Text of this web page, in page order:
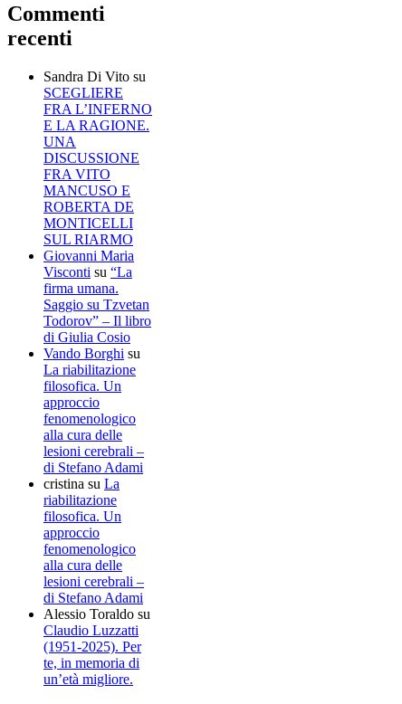
Commenti
recenti
Sandra Di Vito su
SCEGLIERE
FRA L’INFERNO
E LA RAGIONE.
UNA
DISCUSSIONE
FRA VITO
MANCUSO E
ROBERTA DE
MONTICELLI
SUL RIARMO
Giovanni Maria
Visconti su “La
firma umana.
Saggio su Tzvetan
Todorov” – Il libro
di Giulia Cosio
Vando Borghi su
La riabilitazione
filosofica. Un
approccio
fenomenologico
alla cura delle
lesioni cerebrali –
di Stefano Adami
cristina su La
riabilitazione
filosofica. Un
approccio
fenomenologico
alla cura delle
lesioni cerebrali –
di Stefano Adami
Alessio Toraldo su
Claudio Luzzatti
(1951-2025). Per
te, in memoria di
un’età migliore.